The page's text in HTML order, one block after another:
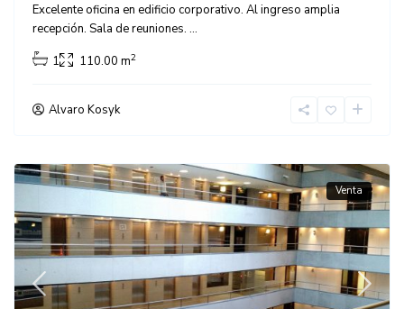
Excelente oficina en edificio corporativo. Al ingreso amplia
recepción. Sala de reuniones....
1
110.00 m2
Alvaro Kosyk
Venta